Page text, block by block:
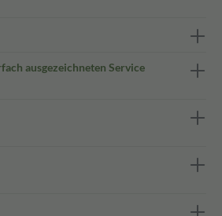
ausgezeichneten Service